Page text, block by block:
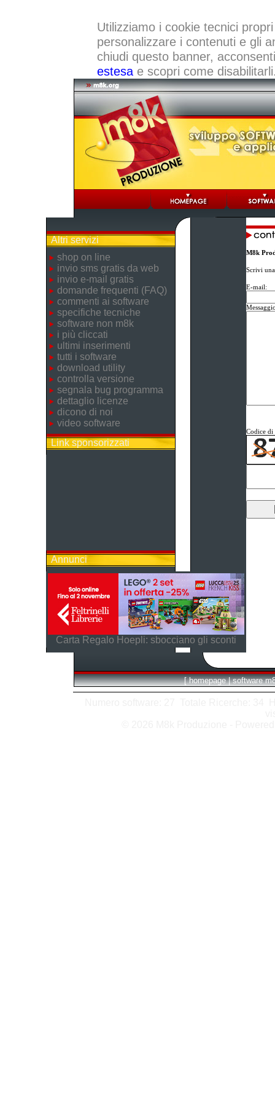
Utilizziamo i cookie tecnici
personalizzare i contenuti e gli
chiudi questo banner,
estesae scopri come
Altri servizi
shop on line
invio sms gratis da web
invio e-mail gratis
domande frequenti (FAQ)
commenti ai software
specifiche tecniche
software non m8k
i più cliccati
ultimi inserimenti
tutti i software
download utility
controlla versione
segnala bug programma
dettaglio licenze
dicono di noi
video software
Link sponsorizzati
Annunci
Carta Regalo Hoepli: sbocciano gli sconti
M8k
Scrivi
E-mail:
Codice
[ homepage | software